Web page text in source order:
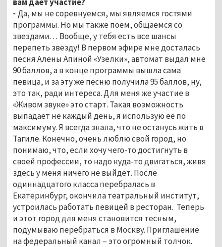
- Да, мы не соревнуемся, мы являемся гостями
программы. Но мы также поем, общаемся со
звездами… Вообще, у тебя есть все шансы
перепеть звезду! В первом эфире мне досталась
песня Алены Апиной «Узелки», автомат выдал мне
90 баллов, а в конце программы вышла сама
певица, и за эту же песню получила 95 баллов, ну,
это так, ради интереса. Для меня же участие в
«Живом звуке» это старт. Такая возможность
выпадает не каждый день, я использую ее по
максимуму. Я всегда знала, что не останусь жить в
Тагиле. Конечно, очень люблю свой город, но
понимаю, что, если хочу чего-то достигнуть в
своей профессии, то надо куда-то двигаться, живя
здесь у меня ничего не выйдет. После
одиннадцатого класса перебралась в
Екатеринбург, окончила театральный институт,
устроилась работать певицей в ресторан. Теперь
и этот город для меня становится тесным,
подумываю перебраться в Москву. Приглашение
на федеральный канал – это огромный толчок.